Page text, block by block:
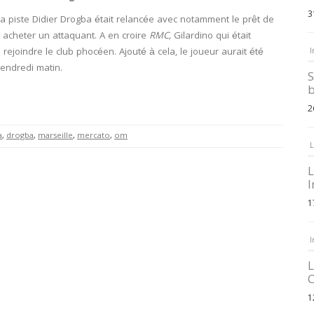
piste Didier Drogba était relancée avec notamment le prêt de
un attaquant. A en croire RMC, Gilardino qui était
le club phocéen. Ajouté à cela, le joueur aurait été
matin.
, drogba, marseille, mercato, om